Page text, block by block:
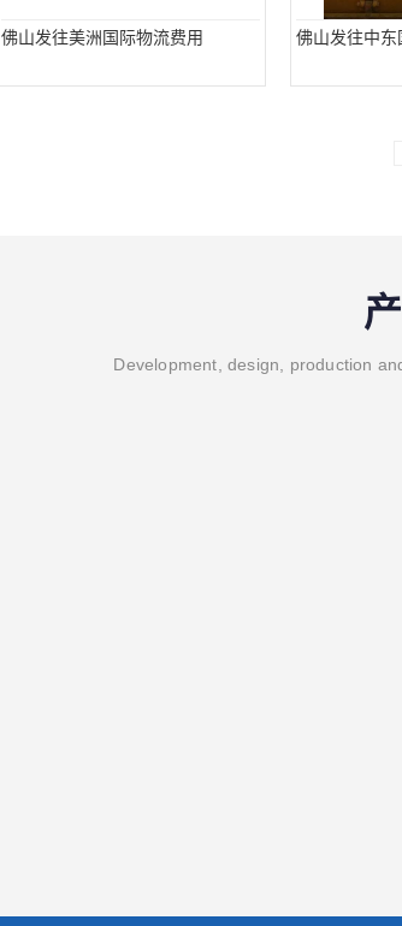
佛山发往美洲国际物流费用 佛山发往中东
Development, design, production